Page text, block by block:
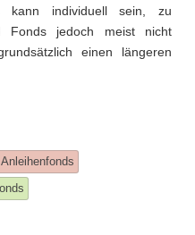
kann individuell sein, zu
Fonds jedoch meist nicht
einen längeren
Anleihenfonds